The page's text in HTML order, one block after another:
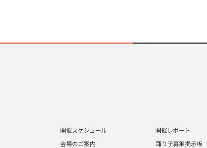
開催スケジュール
会場のご案内
開催レポート
踊り子募集掲示板